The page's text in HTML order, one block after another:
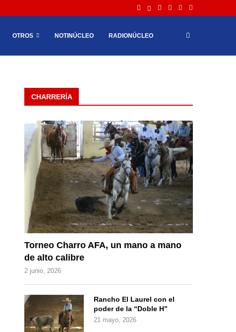
OTROS NOTINÚCLEO RADIONÚCLEO
CHARRERÍA
Torneo Charro AFA, un mano a mano
de alto calibre
2 junio, 2026
Rancho El Laurel con el
poder de la “Doble H”
21 mayo, 2026